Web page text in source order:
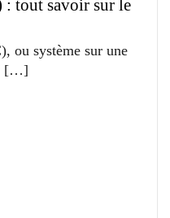
: tout savoir sur le
ou système sur une